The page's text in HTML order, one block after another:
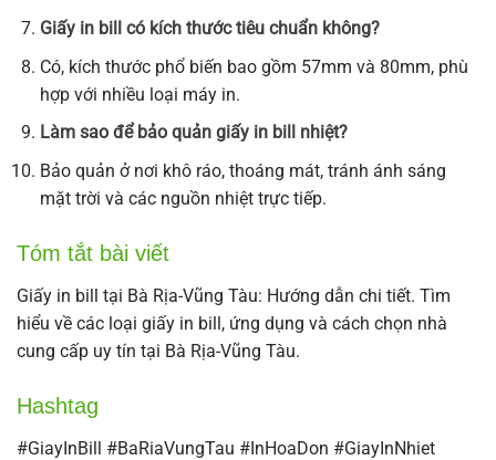
Giấy in bill có kích thước tiêu chuẩn không?
Có, kích thước phổ biến bao gồm 57mm và 80mm, phù
hợp với nhiều loại máy in.
Làm sao để bảo quản giấy in bill nhiệt?
Bảo quản ở nơi khô ráo, thoáng mát, tránh ánh sáng
mặt trời và các nguồn nhiệt trực tiếp.
Tóm tắt bài viết
Giấy in bill tại Bà Rịa-Vũng Tàu: Hướng dẫn chi tiết. Tìm
hiểu về các loại giấy in bill, ứng dụng và cách chọn nhà
cung cấp uy tín tại Bà Rịa-Vũng Tàu.
Hashtag
#GiayInBill #BaRiaVungTau #InHoaDon #GiayInNhiet